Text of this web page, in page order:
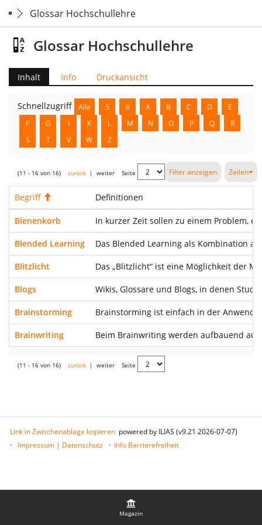
Glossar Hochschullehre
Magazin
Glossar Hochschullehre
Inhalt Info Druckansicht
Schnellzugriff Alle 5 6 A B C D
E
F
G I K L M N O P Q
R
S
T V W Z
(11 - 16 von 16) zurück | weiter Seite Filter anzeigen Zeilen
Begriff Definitionen
Bienenkorb In kurzer Zeit sollen zu einem Problem,
Blended Learning Das Blended Learning als Kombination
Blitzlicht Das „Blitzlicht“ ist eine Möglichkeit der
Blogs Wikis, Glossare und Blogs, in denen
Brainstorming Brainstorming ist einfach in der
Brainwriting Beim Brainwriting werden aufbauend
(11 - 16 von 16) zurück | weiter Seite
Link in Zwischenablage kopieren powered by ILIAS (v9.21 2026-07-07)
Impressum | Datenschutz
Info Barrierefreiheit